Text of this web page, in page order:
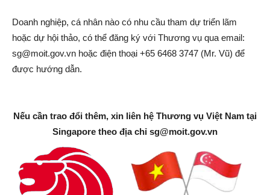
Doanh nghiệp, cá nhân nào có nhu cầu tham dự triển lãm
hoặc dự hội thảo, có thể đăng ký với Thương vụ qua email:
sg@moit.gov.vn hoặc điện thoại +65 6468 3747 (Mr. Vũ) để
được hướng dẫn.
Nếu cần trao đổi thêm, xin liên hệ Thương vụ Việt Nam tại
Singapore theo địa chỉ sg@moit.gov.vn